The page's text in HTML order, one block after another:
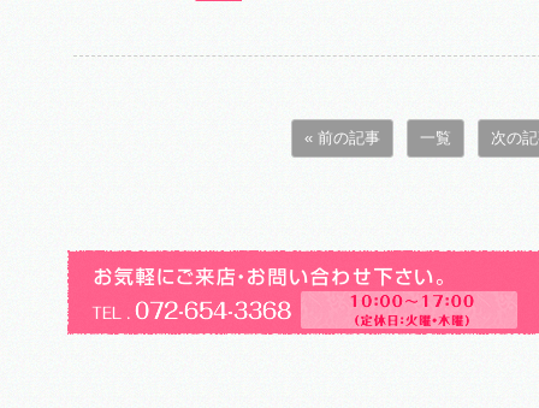
« 前の記事 一覧 次の